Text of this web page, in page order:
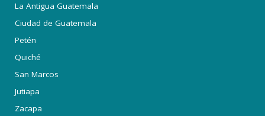
La Antigua Guatemala
Ciudad de Guatemala
Petén
Quiché
San Marcos
Jutiapa
Zacapa